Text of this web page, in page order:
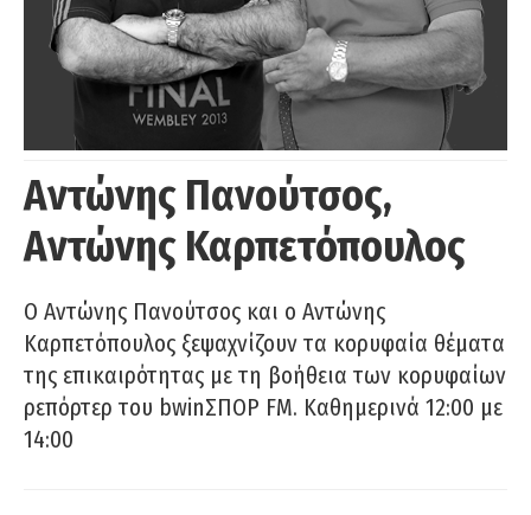
Αντώνης Πανούτσος,
Αντώνης Καρπετόπουλος
Ο Αντώνης Πανούτσος και ο Αντώνης
Καρπετόπουλος ξεψαχνίζουν τα κορυφαία θέματα
της επικαιρότητας με τη βοήθεια των κορυφαίων
ρεπόρτερ του bwinΣΠΟΡ FM. Καθημερινά 12:00 με
14:00